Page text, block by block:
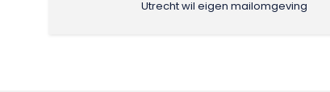
Utrecht wil eigen mailomgeving